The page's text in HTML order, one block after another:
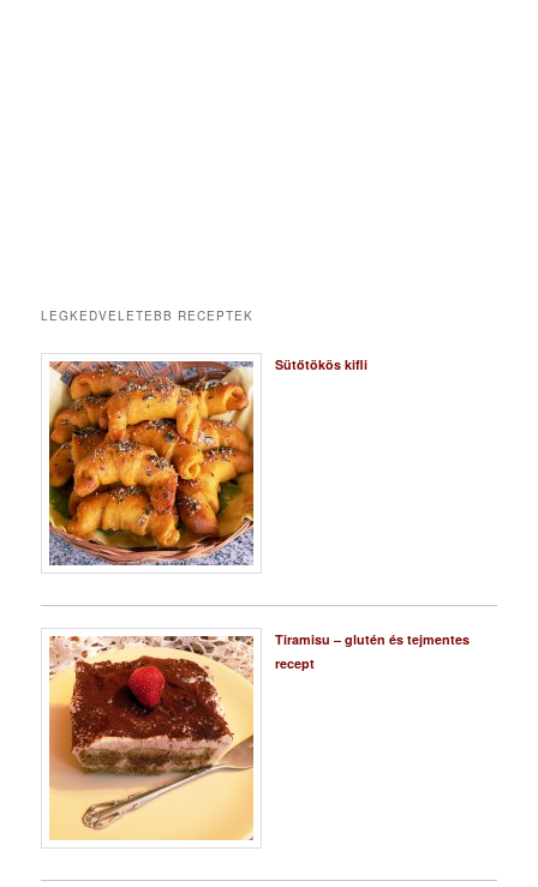
LEGKEDVELETEBB RECEPTEK
Sütőtökös kifli
Tiramisu – glutén és tejmentes
recept